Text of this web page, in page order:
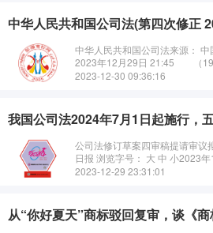
中华人民共和国公司法(第四次修正
中华人民共和国公司法来源： 中国人大网 浏览
2023年12月29日 21:45 （
2023-12-30 09:36:16
公司法修订草案四审稿提请审议
日报 浏览字号： 大 中 小2023
2023-12-29 23:31:01